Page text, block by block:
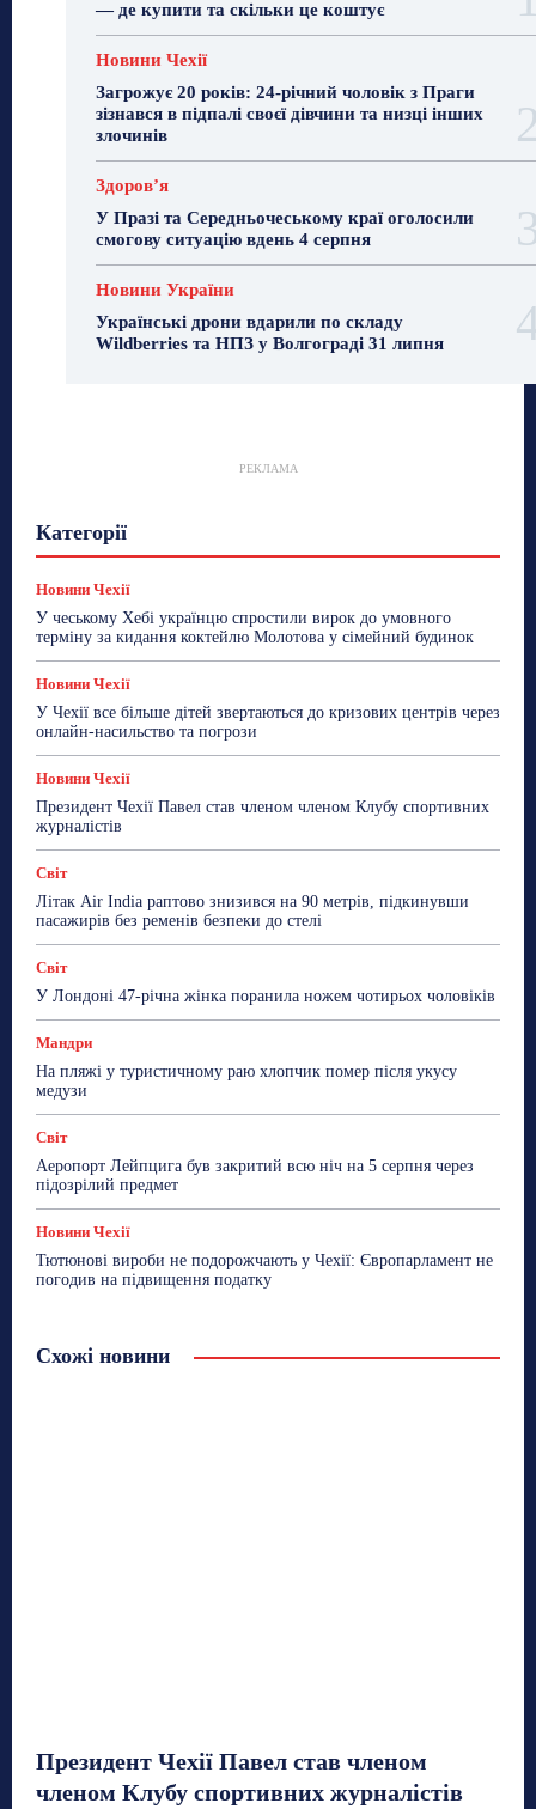
— де купити та скільки це коштує
Новини Чехії
Загрожує 20 років: 24-річний чоловік з Праги
зізнався в підпалі своєї дівчини та низці інших
злочинів
Здоровʼя
У Празі та Середньочеському краї оголосили
смогову ситуацію вдень 4 серпня
Новини України
Українські дрони вдарили по складу
Wildberries та НПЗ у Волгограді 31 липня
РЕКЛАМА
Категорії
Новини Чехії
Робота
ТехноМанія
Топ-новини Фоторепортаж
Новини Чехії
У чеському Хебі українцю спростили вирок до умовного
терміну за кидання коктейлю Молотова у сімейний будинок
Новини Чехії
У Чехії все більше дітей звертаються до кризових центрів через
онлайн-насильство та погрози
Новини Чехії
Президент Чехії Павел став членом членом Клубу спортивних
журналістів
Світ
Літак Air India раптово знизився на 90 метрів, підкинувши
пасажирів без ременів безпеки до стелі
Світ
У Лондоні 47-річна жінка поранила ножем чотирьох чоловіків
Мандри
На пляжі у туристичному раю хлопчик помер після укусу
медузи
Світ
Аеропорт Лейпцига був закритий всю ніч на 5 серпня через
підозрілий предмет
Новини Чехії
Тютюнові вироби не подорожчають у Чехії: Європарламент не
погодив на підвищення податку
Схожі новини
Президент Чехії Павел став членом
членом Клубу спортивних журналістів